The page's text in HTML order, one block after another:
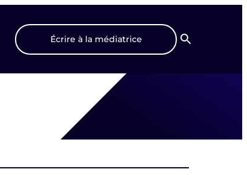
Écrire à la médiatrice
Recherche